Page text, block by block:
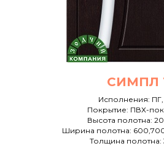
СИМПЛ
Исполнения:
Покрытие: ПВХ-
Высота полотна:
Ширина полотна:
Толщина полотна: